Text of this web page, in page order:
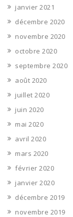
janvier 2021
décembre 2020
novembre 2020
octobre 2020
septembre 2020
août 2020
juillet 2020
juin 2020
mai 2020
avril 2020
mars 2020
février 2020
janvier 2020
décembre 2019
novembre 2019